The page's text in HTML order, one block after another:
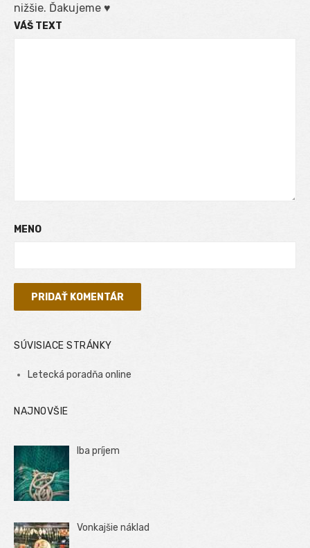
nižšie. Ďakujeme ♥
VÁŠ TEXT
MENO
SÚVISIACE STRÁNKY
Letecká poradňa online
NAJNOVŠIE
Iba príjem
Vonkajšie náklad